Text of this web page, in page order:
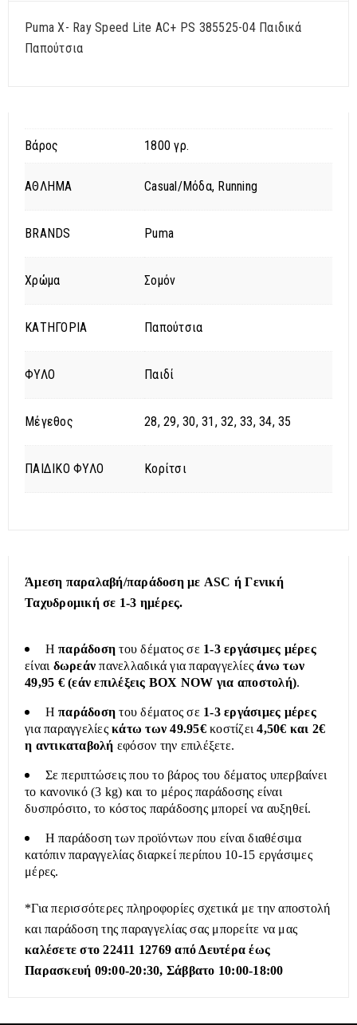
Puma X- Ray Speed Lite AC+ PS 385525-04 Παιδικά
Παπούτσια
Βάρος 1800 γρ.
ΑΘΛΗΜΑ Casual/Μόδα, Running
BRANDS Puma
Χρώμα Σομόν
ΚΑΤΗΓΟΡΙΑ Παπούτσια
ΦΥΛΟ Παιδί
Μέγεθος 28, 29, 30, 31, 32, 33, 34, 35
ΠΑΙΔΙΚΟ ΦΥΛΟ Κορίτσι
Άμεση παραλαβή/παράδοση με ASC ή Γενική
Ταχυδρομική σε 1-3 ημέρες.
Ηπαράδοση του δέματος σε 1-3 εργάσιμες μέρες
είναι δωρεάν πανελλαδικά για παραγγελίεςάνω των
49,95 € (εάν επιλέξεις BOX NOW για αποστολή).
Ηπαράδοση του δέματος σε 1-3 εργάσιμες μέρες
για παραγγελίες κάτω των 49.95€κοστίζει4,50€ και 2€
η αντικαταβολή εφόσον την επιλέξετε.
Σε περιπτώσεις που το βάρος του δέματος υπερβαίνει
το κανονικό (3 kg) και το μέρος παράδοσης είναι
δυσπρόσιτο, το κόστος παράδοσης μπορεί να αυξηθεί.
Η παράδοση των προϊόντων που είναι διαθέσιμα
κατόπιν παραγγελίας διαρκεί περίπου 10-15 εργάσιμες
μέρες.
*Για περισσότερες πληροφορίες σχετικά με την αποστολή
και παράδοση της παραγγελίας σας μπορείτε να μας
καλέσετε στο 22411 12769 από Δευτέρα έως
Παρασκευή 09:00-20:30, Σάββατο 10:00-18:00